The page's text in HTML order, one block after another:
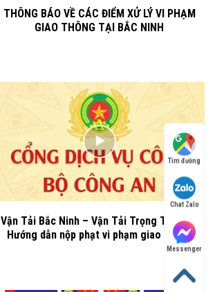
THÔNG BÁO VỀ CÁC ĐIỂM XỬ LÝ VI PHẠM
GIAO THÔNG TẠI BẮC NINH
Vận Tải Bắc Ninh – Vận Tải Trọng Thành –
Hướng dẫn nộp phạt vi phạm giao thông
Tìm đường
Chat Zalo
Messenger